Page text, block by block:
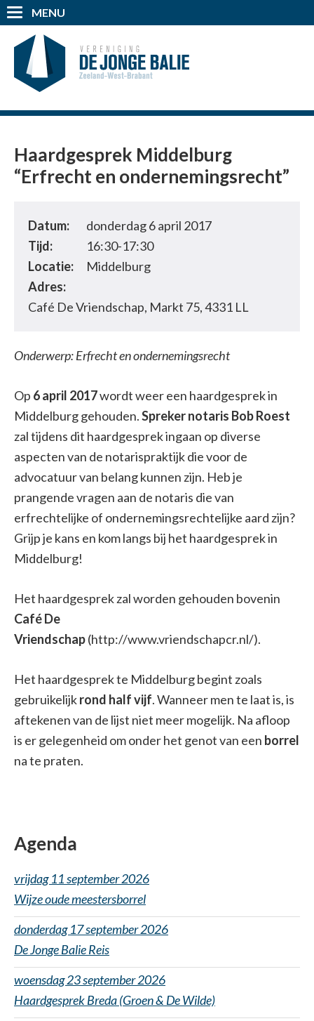
MENU
Haardgesprek Middelburg
“Erfrecht en ondernemingsrecht”
Datum:
donderdag 6 april 2017
Tijd:
16:30-17:30
Locatie:
Middelburg
Adres:
Café De Vriendschap, Markt 75, 4331 LL
Onderwerp: Erfrecht en ondernemingsrecht
Op 6 april 2017wordt weer een haardgesprek in
Middelburg gehouden.Spreker notaris Bob Roest
zal tijdens dit haardgesprek ingaan op diverse
aspecten van de notarispraktijk die voor de
advocatuur van belang kunnen zijn. Heb je
prangende vragen aan de notaris die van
erfrechtelijke of ondernemingsrechtelijke aard zijn?
Grijp je kans en kom langs bij het haardgesprek in
Middelburg!
Het haardgesprek zal worden gehouden bovenin
Café De
Vriendschap(http://www.vriendschapcr.nl/).
Het haardgesprek te Middelburg begint zoals
gebruikelijkrond half vijf. Wanneer men te laat is, is
aftekenen van de lijst niet meer mogelijk. Na afloop
is er gelegenheid om onder het genot van een borrel
na te praten.
Agenda
vrijdag 11 september 2026
Wijze oude meestersborrel
donderdag 17 september 2026
De Jonge Balie Reis
woensdag 23 september 2026
Haardgesprek Breda (Groen & De Wilde)